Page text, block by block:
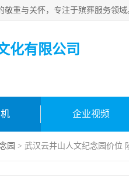
化有限公司
企业视频
园 > 武汉云井山人文纪念园价位